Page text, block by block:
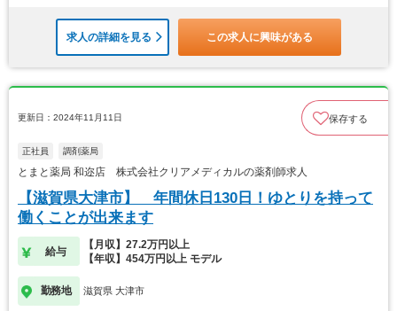
求人の詳細を見る この求人に興味がある
更新日：2024年11月11日 保存する
正社員 調剤薬局
とまと薬局 和迩店 株式会社クリアメディカルの薬剤師求人
【滋賀県大津市】 年間休日130日！ゆとりを持って
働くことが出来ます
給与
【月収】27.2万円以上
【年収】454万円以上 モデル
勤務地 滋賀県 大津市